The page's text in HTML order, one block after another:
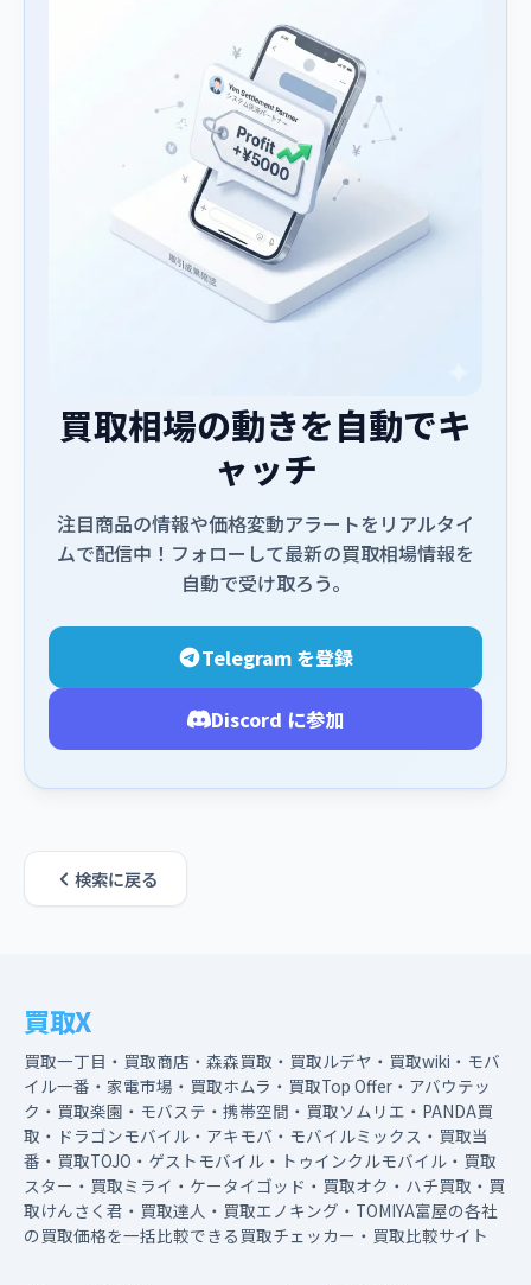
買取相場の動きを自動でキ
ャッチ
注目商品の情報や価格変動アラートをリアルタイ
ムで配信中！フォローして最新の買取相場情報を
自動で受け取ろう。
Telegram を登録
Discord に参加
検索に戻る
買取X
買取一丁目・買取商店・森森買取・買取ルデヤ・買取wiki・モバ
イル一番・家電市場・買取ホムラ・買取Top Offer・アバウテッ
ク・買取楽園・モバステ・携帯空間・買取ソムリエ・PANDA買
取・ドラゴンモバイル・アキモバ・モバイルミックス・買取当
番・買取TOJO・ゲストモバイル・トゥインクルモバイル・買取
スター・買取ミライ・ケータイゴッド・買取オク・ハチ買取・買
取けんさく君・買取達人・買取エノキング・TOMIYA富屋の各社
の買取価格を一括比較できる買取チェッカー・買取比較サイト